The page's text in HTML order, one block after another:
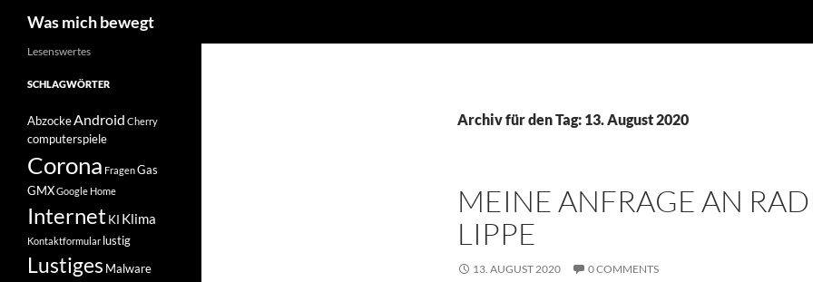
Was mich bewegt
Archiv für den Tag: 13. August 2020
MEINE ANFRAGE AN
LIPPE
13. AUGUST 2020 0 COMMENTS
Lesenswertes
SCHLAGWÖRTER
AbzockeAndroid Cherry
computerspiele
Corona FragenGas
GMXGoogle Home
InternetKI Klima
Kontaktformular lustig
Lustiges Malware